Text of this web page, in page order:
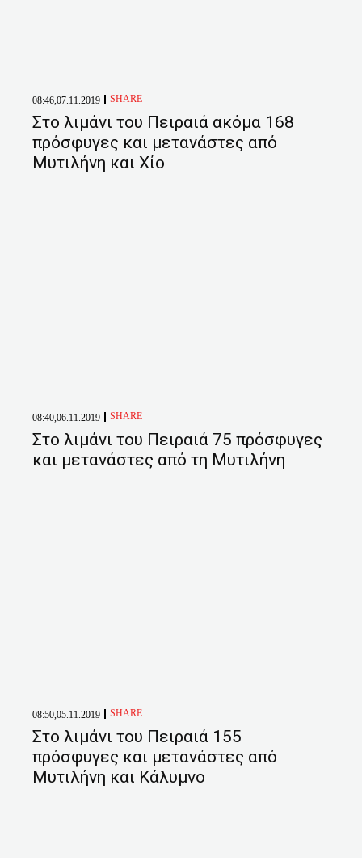
08:46,07.11.2019 SHARE
Στο λιμάνι του Πειραιά ακόμα 168
πρόσφυγες και μετανάστες από
Μυτιλήνη και Χίο
08:40,06.11.2019 SHARE
Στο λιμάνι του Πειραιά 75 πρόσφυγες
και μετανάστες από τη Μυτιλήνη
08:50,05.11.2019 SHARE
Στο λιμάνι του Πειραιά 155
πρόσφυγες και μετανάστες από
Μυτιλήνη και Κάλυμνο